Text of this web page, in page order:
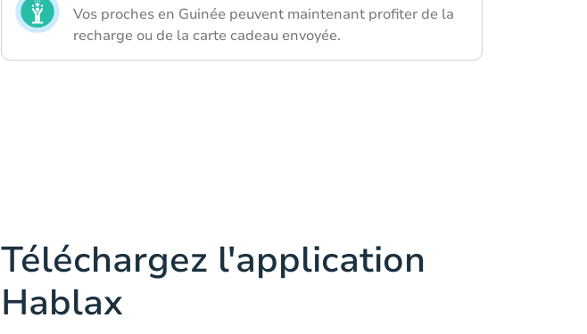
Vos proches en Guinée peuvent maintenant profiter de la
recharge ou de la carte cadeau envoyée.
Téléchargez l'application
Hablax